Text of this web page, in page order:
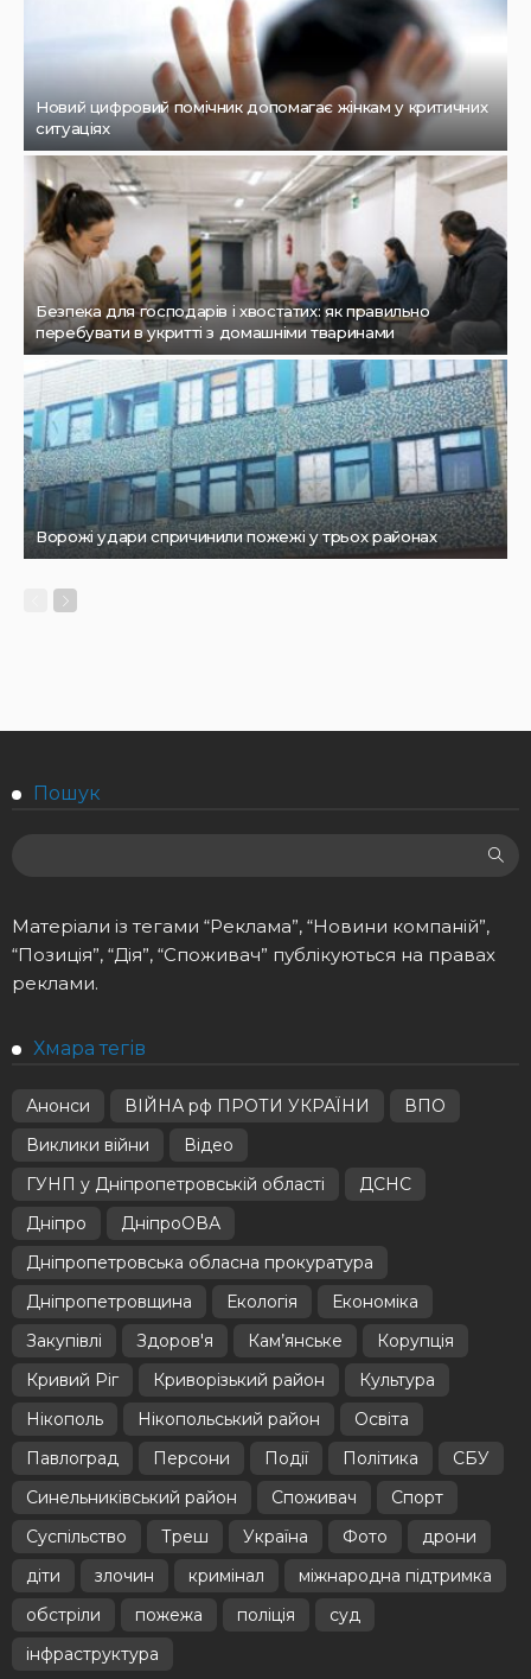
Новий цифровий помічник допомагає жінкам у критичних
ситуаціях
Безпека для господарів і хвостатих: як правильно
перебувати в укритті з домашніми тваринами
Ворожі удари спричинили пожежі у трьох районах
Пошук
Матеріали із тегами “Реклама”, “Новини компаній”,
“Позиція”, “Дія”, “Споживач” публікуються на правах
реклами.
Хмара тегів
Анонси ВІЙНА рф ПРОТИ УКРАЇНИ
ВПО
Виклики війни
Відео
ГУНП у Дніпропетровській області
ДСНС
Дніпро
ДніпроОВА
Дніпропетровська обласна прокуратура
Дніпропетровщина
Екологія
Економіка
Закупівлі
Здоров'я Кам’янське
Корупція
Кривий Ріг
Криворізький район
Культура
Нікополь
Нікопольський район
Освіта
Павлоград
Персони Події Політика
СБУ
Синельниківський район
Споживач
Спорт
Суспільство
Треш Україна Фото
дрони
діти
злочин кримінал
міжнародна підтримка
обстріли
пожежа поліція
суд
інфраструктура